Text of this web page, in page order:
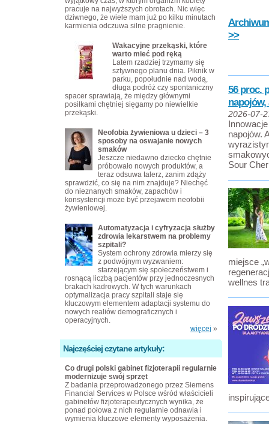
>>
56 proc.
2026-07-
napojów.
Sour
miejsce
wellnes
pracuje na najwyższych obrotach. Nic więc
dziwnego, że wiele mam już po kilku minutach
karmienia odczuwa silne pragnienie.
Wakacyjne przekąski, które
warto mieć pod ręką
Latem rzadziej trzymamy się
sztywnego planu dnia. Piknik w
parku, popołudnie nad wodą,
długa podróż czy spontaniczny
spacer sprawiają, że między głównymi
posiłkami chętniej sięgamy po niewielkie
przekąski.
Neofobia żywieniowa u dzieci – 3
sposoby na oswajanie nowych
smaków
Jeszcze niedawno dziecko chętnie
próbowało nowych produktów, a
teraz odsuwa talerz, zanim zdąży
sprawdzić, co się na nim znajduje? Niechęć
do nieznanych smaków, zapachów i
konsystencji może być przejawem neofobii
żywieniowej.
Automatyzacja i cyfryzacja służby
zdrowia lekarstwem na problemy
szpitali?
System ochrony zdrowia mierzy się
z podwójnym wyzwaniem:
starzejącym się społeczeństwem i
rosnącą liczbą pacjentów przy jednoczesnych
brakach kadrowych. W tych warunkach
optymalizacja pracy szpitali staje się
kluczowym elementem adaptacji systemu do
nowych realiów demograficznych i
operacyjnych.
więcej »
Najczęściej czytane artykuły:
Co drugi polski gabinet fizjoterapii regularnie
modernizuje swój sprzęt
Z badania przeprowadzonego przez Siemens
Financial Services w Polsce wśród właścicieli
gabinetów fizjoterapeutycznych wynika, że
ponad połowa z nich regularnie odnawia i
wymienia kluczowe elementy wyposażenia.